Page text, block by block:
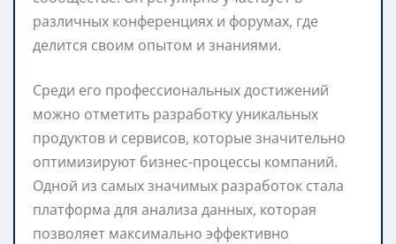
различных конференциях и форумах, где
делится своим опытом и знаниями.
Среди его профессиональных достижений
можно отметить разработку уникальных
продуктов и сервисов, которые значительно
оптимизируют бизнес-процессы компаний.
Одной из самых значимых разработок стала
платформа для анализа данных, которая
позволяет максимально эффективно